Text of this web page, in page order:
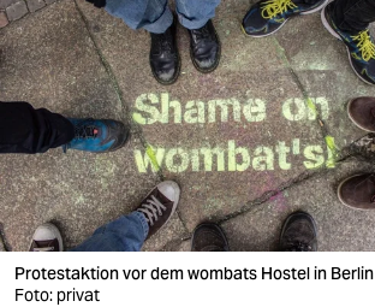
berlin
nord
wahrheit
verlag
verlag
veranstaltungen
Protestaktion vor dem wombats Hostel in Berlin
Foto: privat